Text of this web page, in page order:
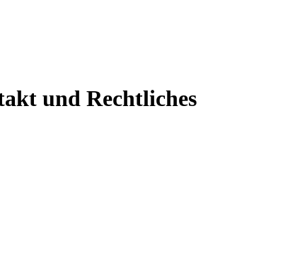
und Rechtliches